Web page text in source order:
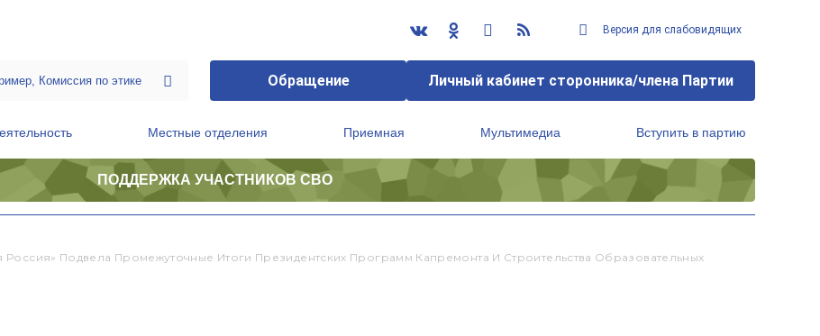
Версия для слабовидящих
Обращение Личный кабинет сторонника/члена Партии
Местные отделения Приемная Мультимедиа Вступить в партию
ПОДДЕРЖКА УЧАСТНИКОВ СВО
Россия» Подвела Промежуточные Итоги Президентских Программ Капремонта И Строительства Образовательных